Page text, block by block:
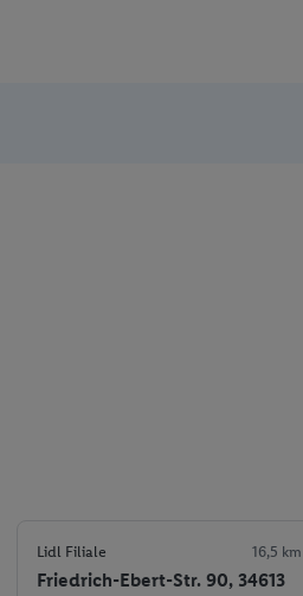
Lidl Filiale 16,5 km
Friedrich-Ebert-Str. 90, 34613